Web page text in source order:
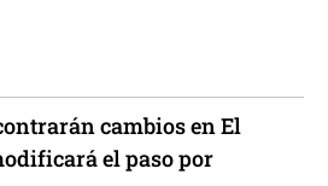
cambios en El
el paso por